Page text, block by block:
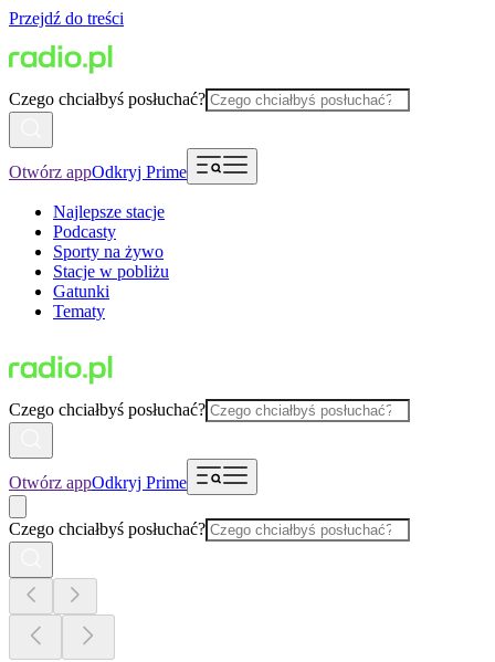
Przejdź do treści
Czego chciałbyś posłuchać?
Otwórz appOdkryj Prime
Najlepsze stacje
Podcasty
Sporty na żywo
Stacje w pobliżu
Gatunki
Tematy
Czego chciałbyś posłuchać?
Otwórz appOdkryj Prime
Czego chciałbyś posłuchać?